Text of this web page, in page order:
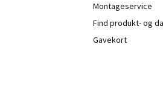
Montageservice
Find produkt- og
Gavekort